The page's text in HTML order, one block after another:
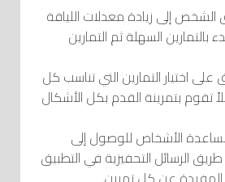
الشخص إلى زيادة معدلات اللياقة
بالتمارين السهلة ثم التمارين
اختيار التمارين التي تناسب كل
تقوم بتمرينة القدم بكل الأشكال
الأشخاص للوصول إلى
الرسائل التحفيزية في التطبيق